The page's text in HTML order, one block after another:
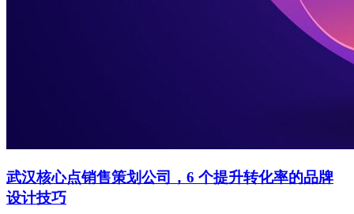
武汉核心点销售策划公司，6 个提升转化率的品牌
设计技巧